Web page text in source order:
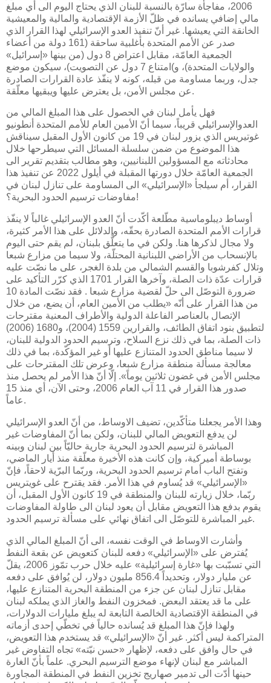
2006، مفاجأة سارّة بالنسبة للبنان الذي يحتاج اليوم الى أي مبلغ
مالي إضافي يسانده في ظلّ الأزمة الإقتصادية والمالية والمعيشية
الخانقة التي يعيشها. غير أنّ تنفيذ العدو الإسرائيلي لهذا القرار الذي
صدر عن الأمم المتحدة بأغلبية ساحقة (161 دولة من أعضاء
الجمعية العامّة، مقابل اعتراض 8 دول (من بينها «إسرائيل»
والولايات المتحدة)، و)امتناع 7 دول عن التصويت)، سيكون موضع
جدل، وربما مساومة من قبله، كونه لا ينفّذ عادة القرارات الصادرة
عن مجلس الأمن، بل يعترض عليها ويبقيها معلّقة.
فهل يأمل لبنان في الحصول على هذا المبلغ المالي من
العدوالإسرائيلي قريباً، سيما أنّ الأمين العام للأمم المتحدة أنطونيو
غوتيريس الذي يزور لبنان في 19 من كانون الأول المقبل سيناقش
هذا الموضوع من ضمن سلسلة المسائل التي سيطرحها خلال
محادثاته مع المسؤولين اللبنانيين، وهو مطالب بتقديم تقرير الى
الجمعية العامّة خلال دورتها المقبلة في أيلول 2022 عن تنفيذ هذا
القرار، أم سيلجأ «الإسرائيلي» الى المساومة على تنازل لبنان في
مفاوضات ترسيم الحدود البحرية؟!
أوساط ديبلوماسية مطّلعة أكّدت أنّ العدو الإسرائيلي غالباً لا ينفّذ
قرارات الأمم المتحدة الصادرة بحقّه، والدلائل على هذا الأمر كثيرة،
ولا مجال لذكرها هنا. ولكن في ما يتعلٌّق بلبنان، لم يقم حتى اليوم
بالإنسحاب من الأراضي اللبنانية المحتلّة، ولا سيما من مزارع شبعا
وتلال كفرشوبا والقسم الشمالي من بلدة الغجر، على ما نصّت عليه
قرارات عدّة ذات الصلة، وآخرها القرار 1701 الذي كرّر التأكيد على
ضرورة التوصّل الى حلّ لقضية مزارع شبعا . فقد نصّت المادة 10
من هذا القرار على أنّه «يطلب من الأمين العام، أن يضع، من خلال
الإتصال بالعناصر الفاعلة الدولية والأطراف المعنية مقترحات
لتطبيق بنود اتفاق الطائف، والقرارين 1559 (2004)، و1680 (2006)
ذات الصلة، بما في ذلك نزع السلاح، وترسيم الحدود الدولية للبنان،
لا سيما مناطق الحدود المتنازع عليها أو غير المؤكّدة، بما في ذلك
معالجة مسألة منطقة مزارع شبعا، وعرض تلك المقترحات على
مجلس الأمن في غضون ثلاثين يوماً». إلّا أنّ هذا الأمر لم يحصل منذ
صدور هذا القرار في 11 آب العام 2006، وحتى الآن، أي منذ 15
عاماً.
وهذا الأمر يجعلنا متأكّدين، تضيف الاوساط، من أنّ العدو الإسرائيلي
لن يدفع التعويض المالي للبنان، ولكن بما أنّ المفاوضات غير
المباشرة لترسيم الحدود البحرية جارية حاليّاً بين لبنان وبينه
بوساطة أميركية، وإن كانت هذه الأخيرة معلّقة منذ أيار الماضي،
وتفتح الباب أمام ترسيم الحدود البحرية، وربّما البرّية لاحقاً، فإنّ
«الإسرائيلي» قد يُساوم في هذا الأمر. فقد يقترح على غويتريس
ربّما، خلال زيارته للبنان والمنطقة في 19 كانون الأول المقبل، أن
يقوم بدفع هذا التعويض مقابل أن يعود لبنان الى طاولة المفاوضات
غير المباشرة للتوصّل الى اتفاق نهائي على مسألة ترسيم الحدود.
وأشارت الاوساط في الوقت نفسه، الى أنّ المبلغ المالي الذي
يُفترض على «الإسرائيلي» دفعه للبنان كتعويض عن بقعة النفط
التي تسبّبت بها «غارة إسرائيلية» عليه خلال حرب تمّوز 2006، يقلّ
عن مليار دولار، وتحديداً 856.4 مليون دولار، لن يُوافق على دفعه
مقابل تنازل لبنان عن جزء من المنطقة البحرية المتنازع عليها،
على ما قد يعتقد البعض. فمخزون النفط والغاز الذي يملكه لبنان
في المنطقة الإقتصادية الخالصة التابعة له يبلغ مليارات الدولارات،
ولهذا فإنّ هذا المبلغ قد يُسانده حالياً في تخطّي إحدى أزماته
المتراكمة ليس أكثر. غير أنّ «الإسرائيلي» قد يستخدم هذا التعويض،
في حال وافق على دفعه، لإظهار «حسن نيّته» تجاه التفاوض غير
المباشر مع لبنان لإنهاء موضع الترسيم البحري. علماً بأنّ الغارة
حينها أدّت الى تدمير صهاريج تخزين النفط في المنطقة المجاورة